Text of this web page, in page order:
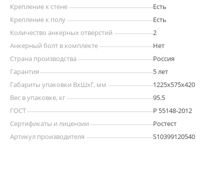
Крепление к стене
Есть
Крепление к полу
Есть
Количество анкерных отверстий
2
Анкерный болт в комплекте
Нет
Страна производства
Россия
Гарантия
5 лет
Габариты упаковки ВхШхГ, мм
1225x575x420
Вес в упаковке, кг
95.5
ГОСТ
Р 55148-2012
Сертификаты и лицензии
Ростест
Артикул производителя
S10399120540